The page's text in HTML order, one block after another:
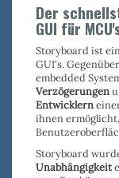
Der
GUI für
Storyboard ist
GUI‘s.
embedded
Verzögerungen
Entwicklern
ihnen
Storyboard
Unabhängigkeit